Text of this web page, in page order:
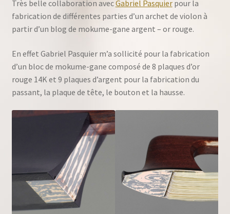
Très belle collaboration avecGabriel Pasquierpour la
fabrication de différentes parties d’un archet de violon à
partir d’un blog de mokume-gane argent – or rouge.
En effet Gabriel Pasquier m’a sollicité pour la fabrication
d’un bloc de mokume-gane composé de 8 plaques d’or
rouge 14K et 9 plaques d’argent pour la fabrication du
passant, la plaque de tête, le bouton et la hausse.